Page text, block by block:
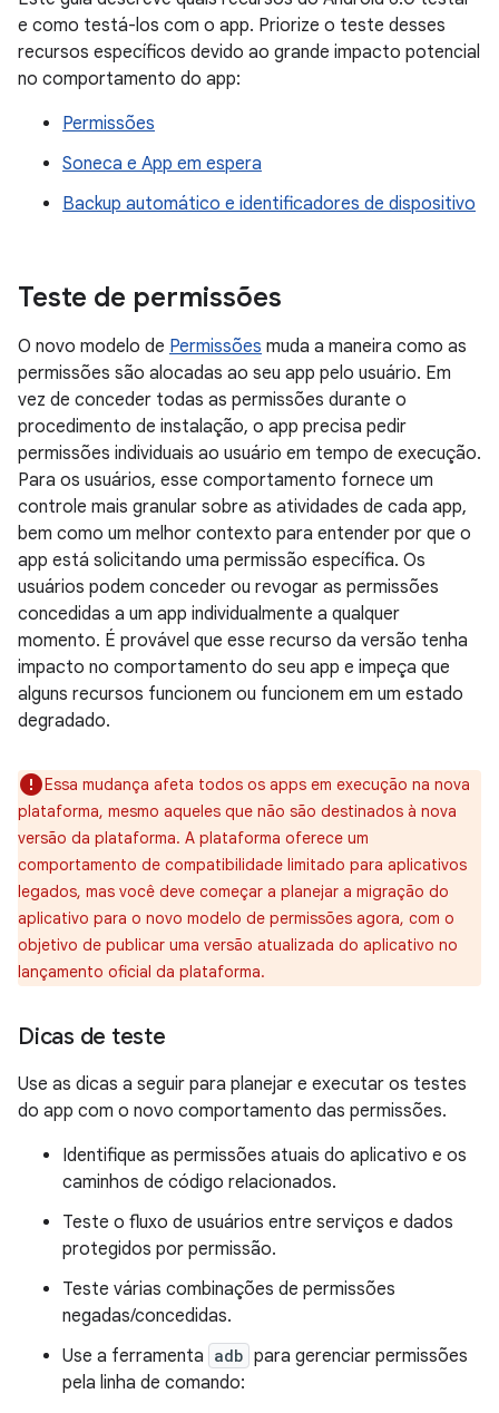
e como testá-los com o app. Priorize o teste desses
recursos específicos devido ao grande impacto potencial
no comportamento do app:
Permissões
Soneca e App em espera
Backup automático e identificadores de dispositivo
Teste de permissões
O novo modelo de Permissões muda a maneira como as
permissões são alocadas ao seu app pelo usuário. Em
vez de conceder todas as permissões durante o
procedimento de instalação, o app precisa pedir
permissões individuais ao usuário em tempo de execução.
Para os usuários, esse comportamento fornece um
controle mais granular sobre as atividades de cada app,
bem como um melhor contexto para entender por que o
app está solicitando uma permissão específica. Os
usuários podem conceder ou revogar as permissões
concedidas a um app individualmente a qualquer
momento. É provável que esse recurso da versão tenha
impacto no comportamento do seu app e impeça que
alguns recursos funcionem ou funcionem em um estado
degradado.
Essa mudança afeta todos os apps em execução na nova
plataforma, mesmo aqueles que não são destinados à nova
versão da plataforma. A plataforma oferece um
comportamento de compatibilidade limitado para aplicativos
legados, mas você deve começar a planejar a migração do
aplicativo para o novo modelo de permissões agora, com o
objetivo de publicar uma versão atualizada do aplicativo no
lançamento oficial da plataforma.
Dicas de teste
Use as dicas a seguir para planejar e executar os testes
do app com o novo comportamento das permissões.
Identifique as permissões atuais do aplicativo e os
caminhos de código relacionados.
Teste o fluxo de usuários entre serviços e dados
protegidos por permissão.
Teste várias combinações de permissões
negadas/concedidas.
Use a ferramenta adb para gerenciar permissões
pela linha de comando: